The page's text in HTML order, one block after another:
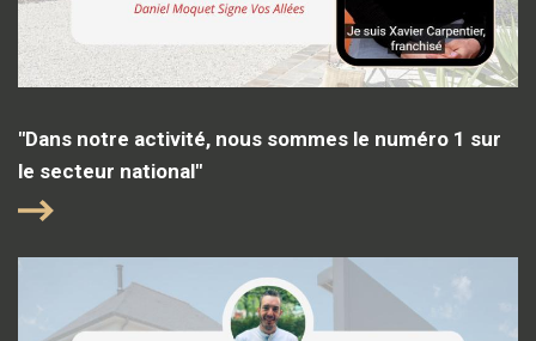
"Dans notre activité, nous sommes le numéro 1 sur
le secteur national"